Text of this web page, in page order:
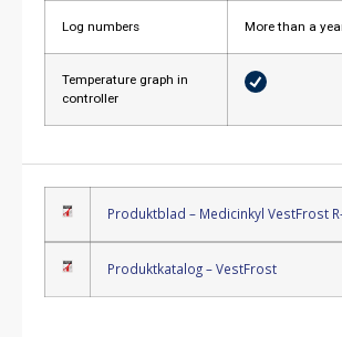
Log numbers More than a
Temperature graph in
controller
Produktblad – Medicinkyl VestFrost
Produktkatalog – VestFrost